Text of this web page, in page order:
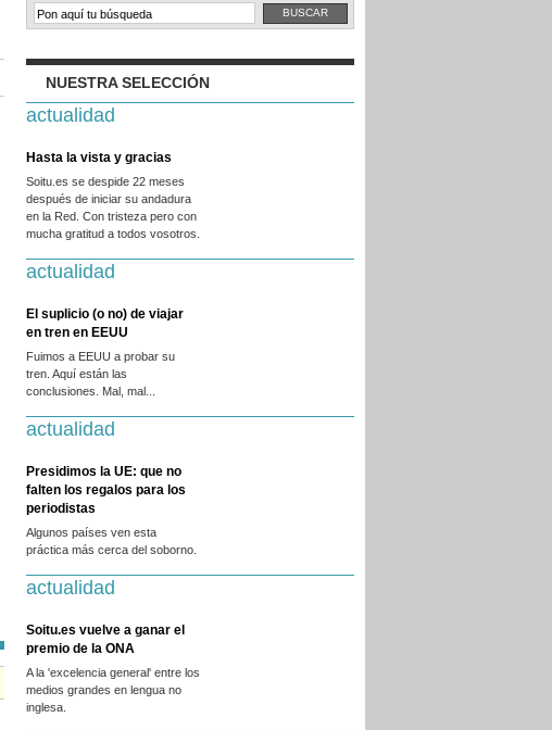
NUESTRA SELECCIÓN
actualidad
Hasta la vista y gracias
Soitu.es se despide 22 meses
después de iniciar su andadura
en la Red. Con tristeza pero con
mucha gratitud a todos vosotros.
actualidad
El suplicio (o no) de viajar
en tren en EEUU
Fuimos a EEUU a probar su
tren. Aquí están las
conclusiones. Mal, mal...
actualidad
Presidimos la UE: que no
falten los regalos para los
periodistas
Algunos países ven esta
práctica más cerca del soborno.
actualidad
Soitu.es vuelve a ganar el
premio de la ONA
A la 'excelencia general' entre los
medios grandes en lengua no
inglesa.